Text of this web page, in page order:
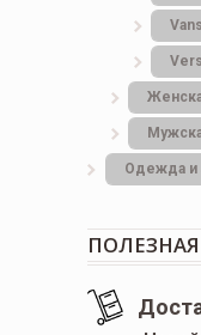
Vans
Одежда и